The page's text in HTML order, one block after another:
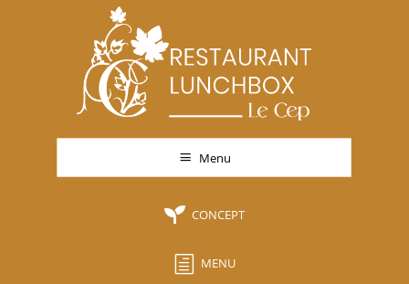
a Menu
 CONCEPT
h MENU